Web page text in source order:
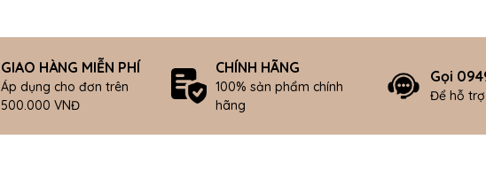
GIAO HÀNG MIỄN PHÍ
Áp dụng cho đơn trên
500.000 VNĐ
CHÍNH HÃNG
100% sản phẩm chính
hãng
Gọi
Để hỗ